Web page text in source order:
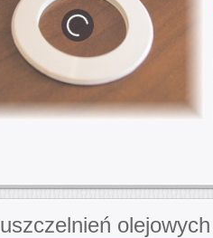
uszczelnień olejowych